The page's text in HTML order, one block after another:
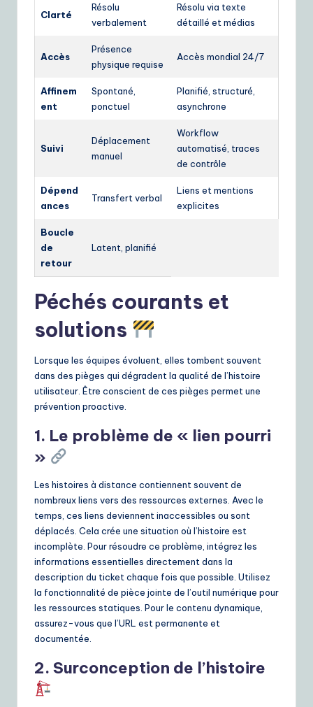
Clarté
Résolu
verbalement
Résolu via texte
détaillé et médias
Accès
Présence
physique requise
Accès mondial 24/7
Affinem
ent
Spontané,
ponctuel
Planifié, structuré,
asynchrone
Suivi
Déplacement
manuel
Workflow
automatisé, traces
de contrôle
Dépend
ances
Transfert verbal
Liens et mentions
explicites
Boucle
de
retour
Latent, planifié
Péchés courants et
solutions
Lorsque les équipes évoluent, elles tombent souvent
dans des pièges qui dégradent la qualité de l’histoire
utilisateur. Être conscient de ces pièges permet une
prévention proactive.
1. Le problème de « lien pourri
»
Les histoires à distance contiennent souvent de
nombreux liens vers des ressources externes. Avec le
temps, ces liens deviennent inaccessibles ou sont
déplacés. Cela crée une situation où l’histoire est
incomplète. Pour résoudre ce problème, intégrez les
informations essentielles directement dans la
description du ticket chaque fois que possible. Utilisez
la fonctionnalité de pièce jointe de l’outil numérique pour
les ressources statiques. Pour le contenu dynamique,
assurez-vous que l’URL est permanente et
documentée.
2. Surconception de l’histoire